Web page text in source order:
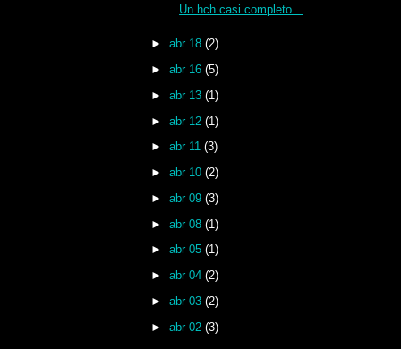
Un hch casi completo...
►abr 18(2)
►abr 16(5)
►abr 13(1)
►abr 12(1)
►abr 11(3)
►abr 10(2)
►abr 09(3)
►abr 08(1)
►abr 05(1)
►abr 04(2)
►abr 03(2)
►abr 02(3)